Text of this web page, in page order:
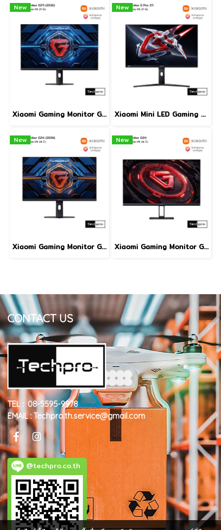
New
Xiaomi Gaming Monitor G27i (2026) จอมอนิเตอร์หน้าจอ IPS 27 นิ้ว อัตรารีเฟรชสูง 200Hz | เวลาตอบสนอง 1ms | ΔE
New
Xiaomi Mini LED Gaming Monitor G Pro 27i จอมอนิเตอร์หน้าจอ IPS 27 นิ้ว ภาพที่งดงามจนคุณต้องทึ่ง เรือธงสายอีสปอร์ต
New
Xiaomi Gaming Monitor G24i (2026) จอมอนิเตอร์หน้าจอ IPS 24 นิ้ว อัตรารีเฟรชสูง 200Hz | เวลาตอบสนอง 1ms | ΔE
New
Xiaomi Gaming Monitor G24i IPS LCD จอมอนิเตอร์หน้าจอ IPS 24 นิ้ว ตอบสนองเร็ว | อัตรารีเฟรชสูง 180Hz | 1ms GTG
CONTACT US
TEL : 08-5595-9978
EMAIL : Techpro.th.service@gmail.com
@techpro.co.th